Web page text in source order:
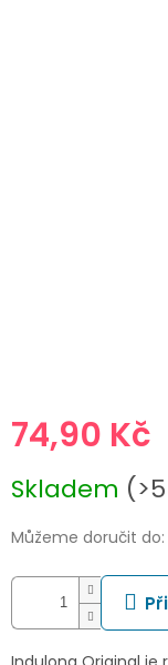
74,90 Kč
cena:
Skladem
Můžeme doručit do: